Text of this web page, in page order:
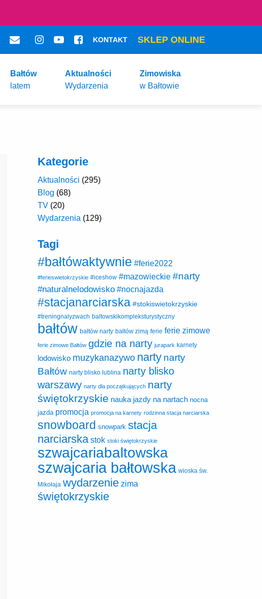
SKLEP ONLINE
KONTAKT
Bałtów
latem
Aktualności
Wydarzenia
Zimowiska
w Bałtowie
Kategorie
Aktualności (295)
Blog (68)
TV(20)
Wydarzenia (129)
Tagi
#bałtówaktywnie #ferie2022
#ferieswietokrzyskie #iceshow #mazowieckie #narty
#naturalnelodowisko #nocnajazda
#stacjanarciarska #stokiswietokrzyskie
#treningnalyzwach baltowskikompleksturystyczny
bałtów bałtów narty bałtów zimą ferie ferie zimowe
ferie zimowe Bałtów gdzie na narty jurapark karnety
lodowisko muzykanazywo narty narty
Bałtów narty blisko lublina narty blisko
warszawy narty dla początkujących narty
świętokrzyskie nauka jazdy na nartach nocna
jazda promocja promocja na karnety rodzinna stacja narciarska
snowboard snowpark stacja
narciarska stok stoki świętokrzyskie
szwajcariabaltowska
szwajcaria bałtowska wioska św.
Mikołaja wydarzenie zima
świętokrzyskie